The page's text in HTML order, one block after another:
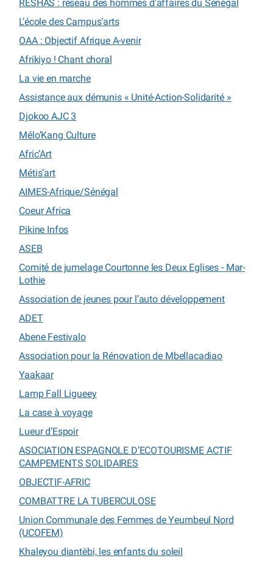
RESHAS : réseau des hommes d’affaires du Sénégal
L’école des Campus’arts
OAA : Objectif Afrique A-venir
Afrikiyo ! Chant choral
La vie en marche
Assistance aux démunis « Unité-Action-Solidarité »
Djokoo AJC 3
Mélo’Kang Culture
Afric’Art
Métis’art
AIMES-Afrique/Sénégal
Coeur Africa
Pikine Infos
ASEB
Comité de jumelage Courtonne les Deux Eglises - Mar-
Lothie
Association de jeunes pour l’auto développement
ADET
Abene Festivalo
Association pour la Rénovation de Mbellacadiao
Yaakaar
Lamp Fall Ligueey
La case à voyage
Lueur d’Espoir
ASOCIATION ESPAGNOLE D’ECOTOURISME ACTIF
CAMPEMENTS SOLIDAIRES
OBJECTIF-AFRIC
COMBATTRE LA TUBERCULOSE
Union Communale des Femmes de Yeumbeul Nord
(UCOFEM)
Khaleyou diantëbi, les enfants du soleil